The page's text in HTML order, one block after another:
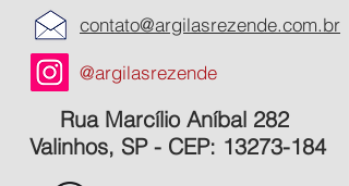
contato@argilasrezende.com.br
@argilasrezende
Rua Marcílio Aníbal282
Valinhos, SP - CEP: 13273-184